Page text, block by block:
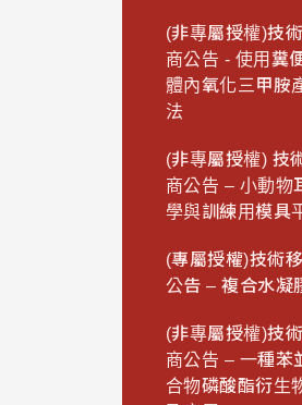
(非專屬授權)技
商公告 - 使用糞
體內氧化三甲胺
法
(非專屬授權) 技
商公告 – 小動物
學與訓練用模具
(專屬授權)技術
公告 – 複合水凝
(非專屬授權)技
商公告 – 一種苯
合物磷酸酯衍生